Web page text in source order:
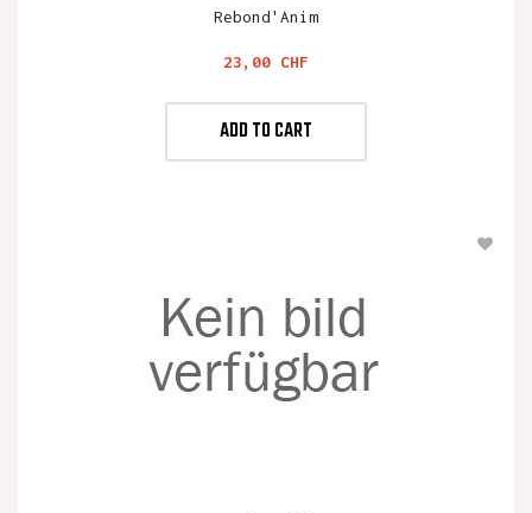
Rebond'Anim
Preis
23,00 CHF
ADD TO CART